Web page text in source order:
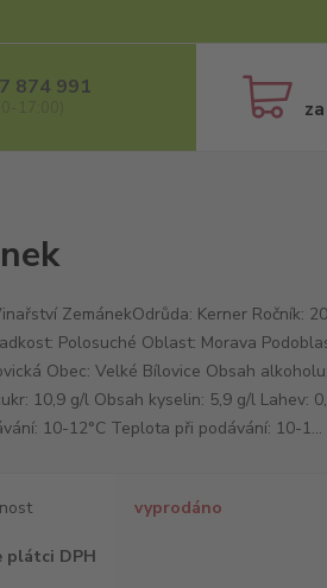
874 991
za
ZemánekOdrůda: Kerner Ročník:
Polosuché Oblast: Morava
Obec: Velké Bílovice Obsah
10,9 g/l Obsah kyselin: 5,9 g/l Lahev:
10-12°C Teplota při podávání: 10-1...
vyprodáno
plátci DPH